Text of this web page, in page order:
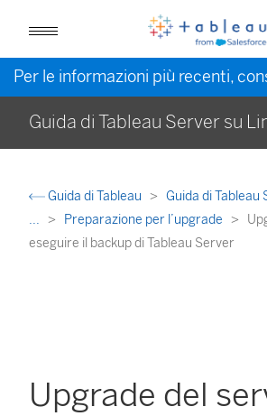
Per le informazioni più recenti,
Guida di Tableau Server su
Guida di Tableau
Guida di Tableau
...
Preparazione per l’upgrade
eseguire il backup di Tableau Server
Upgrade del